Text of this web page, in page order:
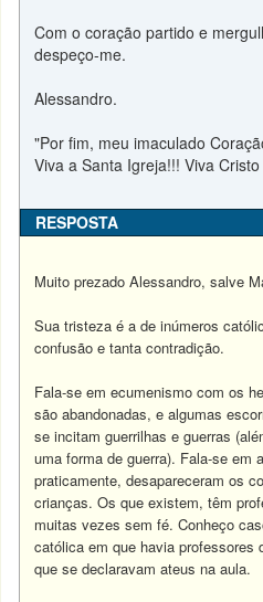
Com o coração partido e
despeço-me.
Alessandro.
"Por fim, meu imaculado
Viva a Santa Igreja!!! Viva
RESPOSTA
Muito prezado Alessandro, salve
Sua tristeza é a de inúmeros
confusão e tanta contradição.
Fala-se em ecumenismo com os
são abandonadas, e algumas
se incitam guerrilhas e guerras
uma forma de guerra). Fala-se em
praticamente, desapareceram os
crianças. Os que existem, têm
muitas vezes sem fé. Conheço
católica em que havia professores
que se declaravam ateus na aula.